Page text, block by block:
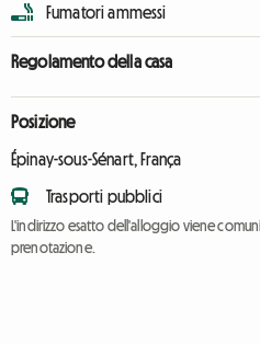
Fumatori ammessi
Regolamento della casa
Posizione
Épinay-sous-Sénart, França
Trasporti pubblici
L'indirizzo esatto dell'alloggio viene
prenotazione.